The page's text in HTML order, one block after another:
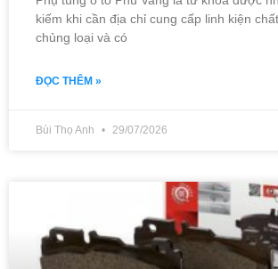
kiếm khi cần địa chỉ cung cấp linh kiện
chủng loại và có
ĐỌC THÊM »
Bùi Thọ Anh 29/07/2026